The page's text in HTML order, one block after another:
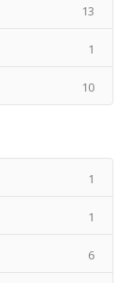
13
1
10
1
1
6